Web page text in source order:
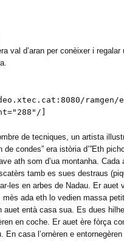
val d’aran per conèixer i
ramgen/
]
de tecniques, un artista
de condes” era istòria d’”Eth
ath som d’ua montanha. Cada
tamb es sues destraus
les en arbes de Nadau. Er auet
ada eth lo vedien massa
auet entà casa sua. Es dues
en coche. Er auet ère fòrça
En casa l’ornèren e